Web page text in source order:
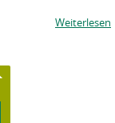
Weiterlesen